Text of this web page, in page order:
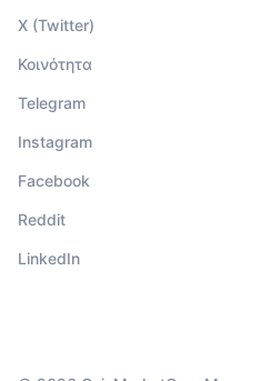
X (Twitter)
Κοινότητα
Telegram
Instagram
Facebook
Reddit
LinkedIn